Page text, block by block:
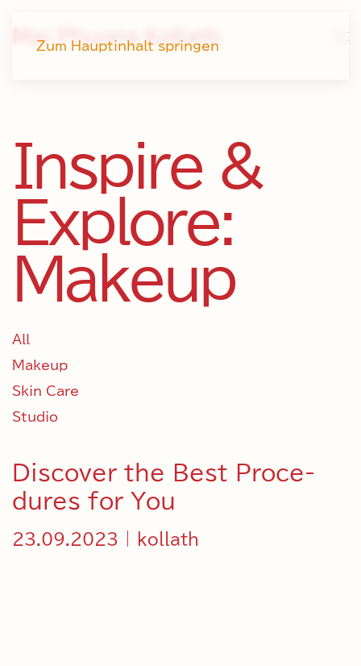
Zum Hauptinhalt springen
Mai Phuong Kollath
Inspire &
Explore:
Makeup
All
Makeup
Skin Care
Studio
Discover the Best Proce­
dures for You
23.09.2023 | kollath